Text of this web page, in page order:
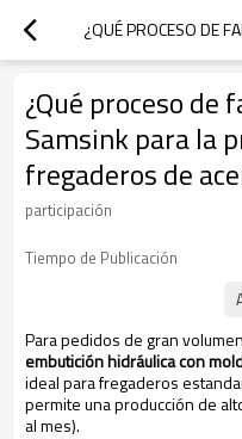
¿Qué proceso de
Samsink para la
fregaderos de
participación
Tiempo de Publicación
Para pedidos de gran
embutición hidráulica con
ideal para fregaderos
permite una producción de
al mes).